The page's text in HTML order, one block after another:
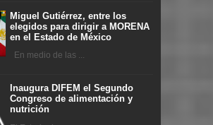
Miguel Gutiérrez, entre los
elegidos para dirigir a MORENA
en el Estado de México
En medio de las ...
Inaugura DIFEM el Segundo
Congreso de alimentación y
nutrición